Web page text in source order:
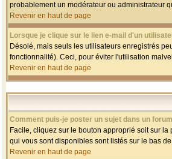
probablement un modérateur ou administrateur
Revenir en haut de page
Lorsque je clique sur le lien e-mail d'un
Désolé, mais seuls les utilisateurs enregistrés
fonctionnalité). Ceci, pour éviter l'utilisation
Revenir en haut de page
Comment puis-je poster un sujet dans un
Facile, cliquez sur le bouton approprié soit sur
qui vous sont disponibles sont listés sur le bas
Revenir en haut de page